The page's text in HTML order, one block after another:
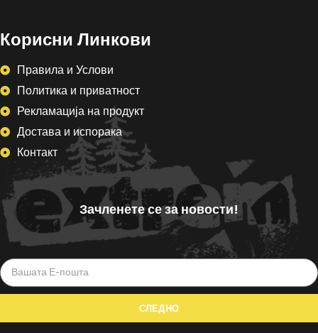
Корисни Линкови
Правила и Услови
Политика и приватност
Рекламација на продукт
Достава и испорака
Контакт
Зачленете се за новости!